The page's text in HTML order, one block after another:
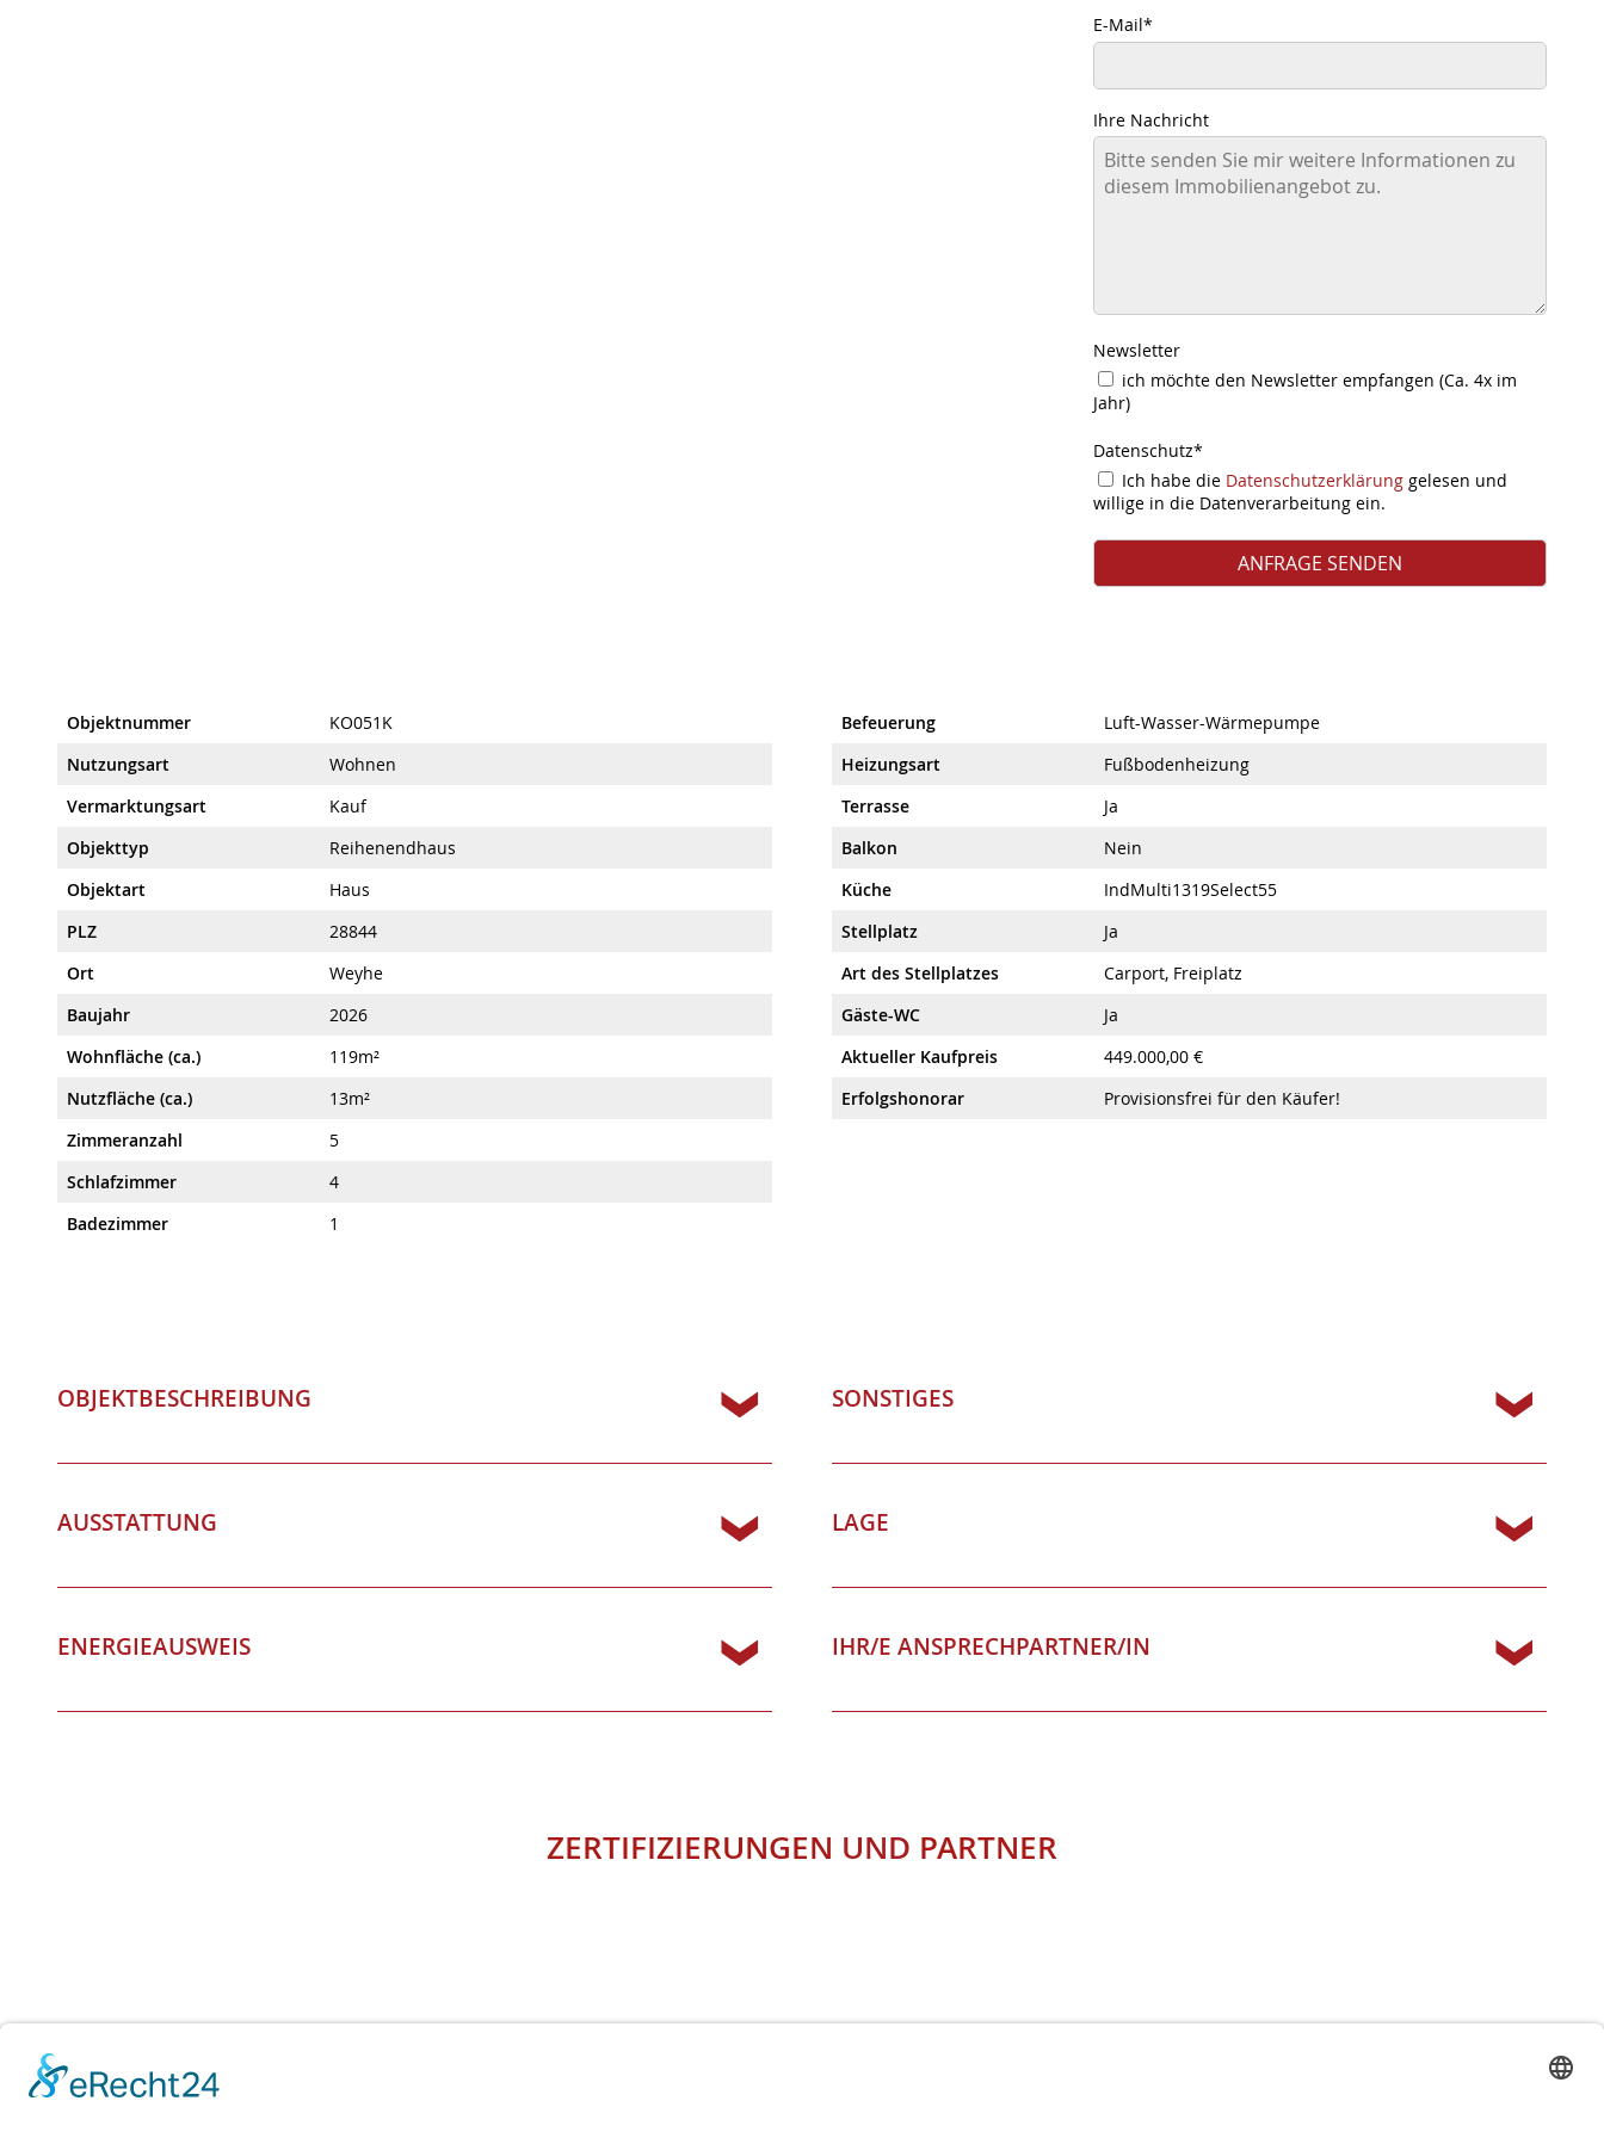
E-Mail*
Ihre Nachricht
Newsletter
ich möchte den Newsletter empfangen (Ca. 4x im
Jahr)
Datenschutz*
Ich habe die Datenschutzerklärung gelesen und
willige in die Datenverarbeitung ein.
Objektnummer
KO051K
Nutzungsart
Wohnen
Vermarktungsart
Kauf
Objekttyp
Reihenendhaus
Objektart
Haus
PLZ
28844
Ort
Weyhe
Baujahr
2026
Wohnfläche (ca.)
119m²
Nutzfläche (ca.)
13m²
Zimmeranzahl
5
Schlafzimmer
4
Badezimmer
1
Befeuerung
Luft-Wasser-Wärmepumpe
Heizungsart
Fußbodenheizung
Terrasse
Ja
Balkon
Nein
Küche
IndMulti1319Select55
Stellplatz
Ja
Art des Stellplatzes
Carport, Freiplatz
Gäste-WC
Ja
Aktueller Kaufpreis
449.000,00 €
Erfolgshonorar
Provisionsfrei für den Käufer!
OBJEKTBESCHREIBUNG
AUSSTATTUNG
ENERGIEAUSWEIS
SONSTIGES
LAGE
IHR/E ANSPRECHPARTNER/IN
ZERTIFIZIERUNGEN UND PARTNER